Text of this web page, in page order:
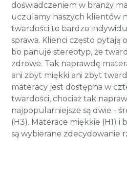
doświadczeniem w branży
uczulamy naszych klientów
twardości to bardzo
sprawa. Klienci często pytają
bo panuje stereotyp, że
zdrowe. Tak naprawdę
ani zbyt miękki ani zbyt
materacy jest dostępna w
twardości, chociaż tak
najpopularniejsze są dwie -
(H3). Materace miękkie (H1) i
są wybierane zdecydowanie